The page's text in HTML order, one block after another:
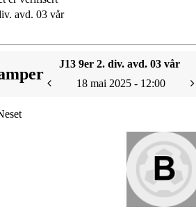
avd. 03 vår
J13 9er 2. div. avd. 03 vår
18 mai 2025 - 12:00